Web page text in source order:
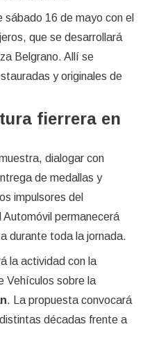
sábado 16 de mayo con el
que se desarrollará
Belgrano. Allí se
y originales de
fierrera en
dialogar con
de medallas y
impulsores del
permanecerá
durante toda la jornada.
la actividad con la
Vehículos sobre la
. La propuesta convocará
décadas frente a